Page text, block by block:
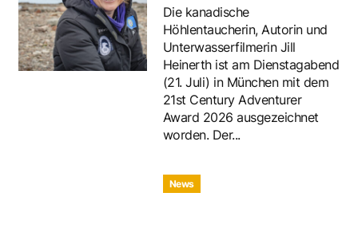
Die kanadische
Höhlentaucherin, Autorin und
Unterwasserfilmerin Jill
Heinerth ist am Dienstagabend
(21. Juli) in München mit dem
21st Century Adventurer
Award 2026 ausgezeichnet
worden. Der...
News